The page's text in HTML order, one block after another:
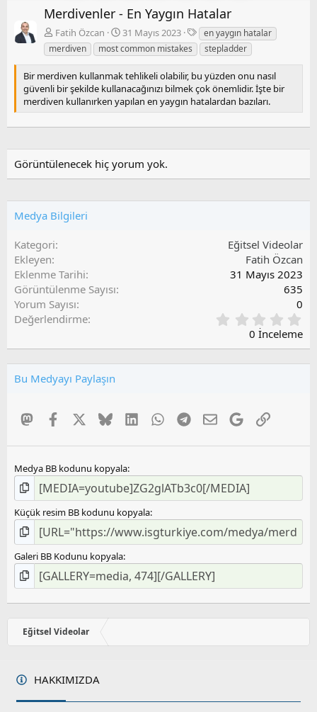
e
k
i
a
k
Merdivenler - En Yaygın Hatalar
Fatih Özcan 31 Mayıs 2023
E
t
i
e
t
l
en yaygın hatalar
merdiven
most common mistakes stepladder
Bir merdiven kullanmak tehlikeli olabilir, bu yüzden onu nasıl
güvenli bir şekilde kullanacağınızı bilmek çok önemlidir. İşte bir
merdiven kullanırken yapılan en yaygın hatalardan bazıları.
Görüntülenecek hiç yorum yok.
Medya Bilgileri
Kategori
Eğitsel Videolar
Ekleyen
Fatih Özcan
Eklenme Tarihi
31 Mayıs 2023
Görüntülenme Sayısı
635
Yorum Sayısı
0
Değerlendirme
,
O
0 İnceleme
Bu Medyayı Paylaşın
MastodonFacebook BlueskyLinkedInWhatsAppTelegram
E-postaGoogleLink
Medya BB kodunu kopyala
Küçük resim BB kodunu kopyala
Galeri BB Kodunu kopyala
Eğitsel Videolar
HAKKIMIZDA